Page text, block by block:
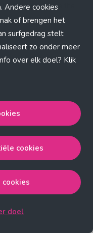
Andere cookies
of brengen het
surfgedrag stelt
zo onder meer
over elk doel? Klik
met de strict
en advertentie
akkoord met de strict
cookies
doel
occurred (see the